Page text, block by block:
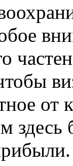
от
здесь